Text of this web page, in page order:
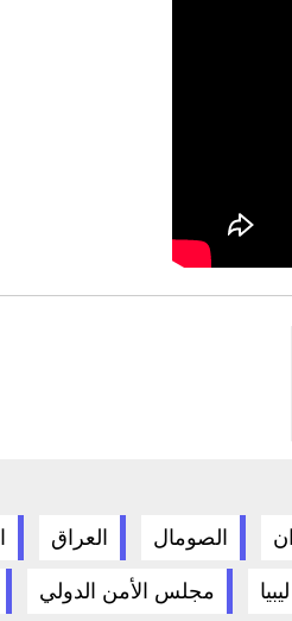
الصومال العراق
ليبيا مجلس الأمن الدولي